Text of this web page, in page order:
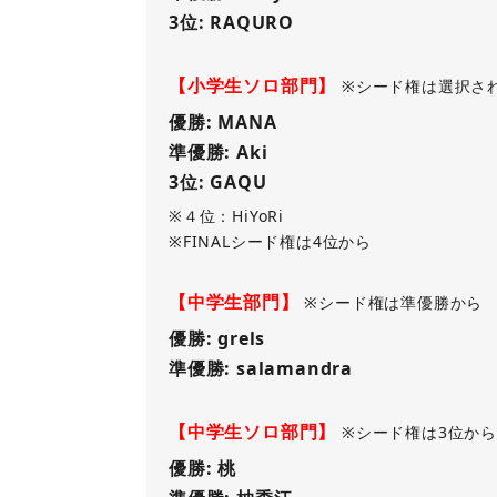
3位: RAQURO
【小学生ソロ部門】 ※シード権は選択さ
優勝: MANA
準優勝: Aki
3位: GAQU
※４位：HiYoRi
※FINALシード権は4位から
【中学生部門】 ※シード権は準優勝から
優勝: grels
準優勝: salamandra
【中学生ソロ部門】 ※シード権は3位から
優勝: 桃